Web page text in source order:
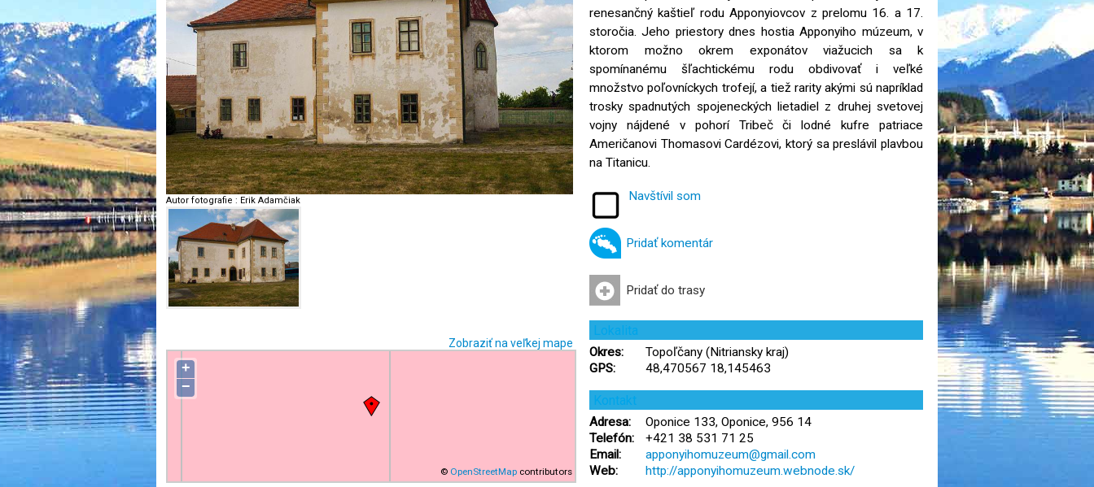
Autor fotografie : Erik Adamčiak
Zobraziť na veľkej mape
+
−
© OpenStreetMap contributors
renesančný kaštieľ rodu Apponyiovcov z prelomu 16. a 17.
storočia. Jeho priestory dnes hostia Apponyiho múzeum, v
ktorom možno okrem exponátov viažucich sa k
spomínanému šľachtickému rodu obdivovať i veľké
množstvo poľovníckych trofejí, a tiež rarity akými sú napríklad
trosky spadnutých spojeneckých lietadiel z druhej svetovej
vojny nájdené v pohorí Tribeč či lodné kufre patriace
Američanovi Thomasovi Cardézovi, ktorý sa preslávil plavbou
na Titanicu.
Navštívil som
Pridať komentár
Pridať do trasy
Lokalita
Okres:
Topoľčany (Nitriansky kraj)
GPS:
48,470567 18,145463
Kontakt
Adresa:
Oponice 133, Oponice, 956 14
Telefón:
+421 38 531 71 25
Email:
apponyihomuzeum@gmail.com
Web:
http://apponyihomuzeum.webnode.sk/